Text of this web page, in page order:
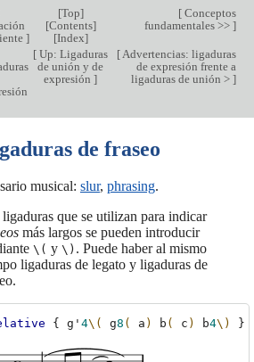
]
[Top]
[Contents]
[Index]
[Conceptos
fundamentales >> ]
[ Up: Ligaduras
de unión y de
expresión]
[Advertencias: ligaduras
de expresión frente a
ligaduras de unión > ]
de fraseo
musical: slur, phrasing.
que se utilizan para indicar
más largos se pueden introducir
\( y \) . Puede haber al mismo
ligaduras de legato y ligaduras de
{ g' 4\( g8 ( a ) b ( c ) b4\) }